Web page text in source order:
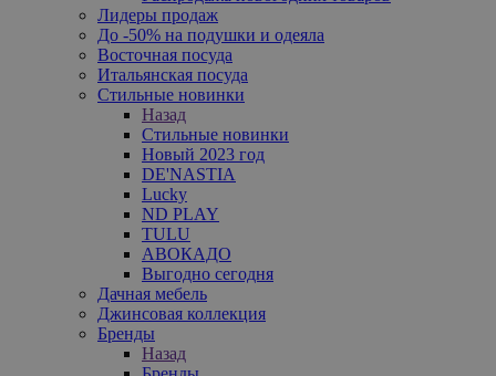
Лидеры продаж
До -50% на подушки и одеяла
Восточная посуда
Итальянская посуда
Стильные новинки
Назад
Стильные новинки
Новый 2023 год
DE'NASTIA
Lucky
ND PLAY
TULU
АВОКАДО
Выгодно сегодня
Дачная мебель
Джинсовая коллекция
Бренды
Назад